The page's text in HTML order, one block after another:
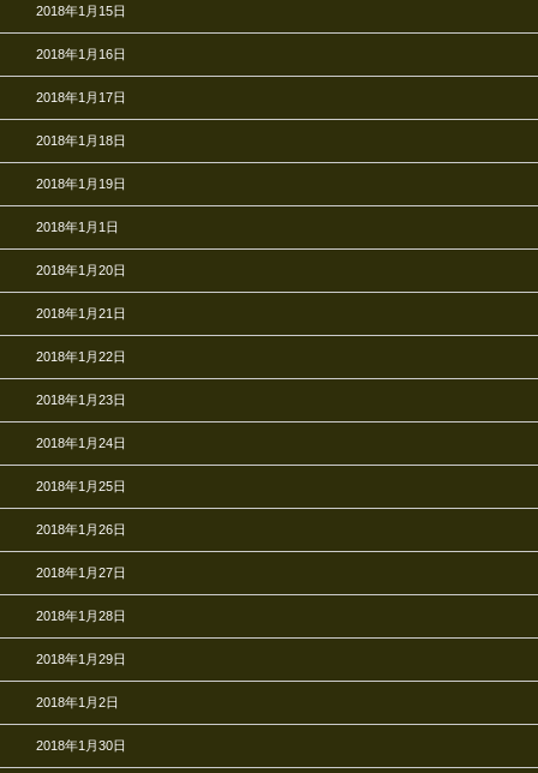
2018年1月15日
2018年1月16日
2018年1月17日
2018年1月18日
2018年1月19日
2018年1月1日
2018年1月20日
2018年1月21日
2018年1月22日
2018年1月23日
2018年1月24日
2018年1月25日
2018年1月26日
2018年1月27日
2018年1月28日
2018年1月29日
2018年1月2日
2018年1月30日